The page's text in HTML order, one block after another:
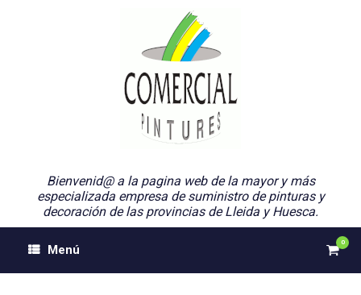
Bienvenid@ a la pagina web de la mayor y más
especializada empresa de suministro de pinturas y
decoración de las provincias de Lleida y Huesca.
Menú
Ver
0